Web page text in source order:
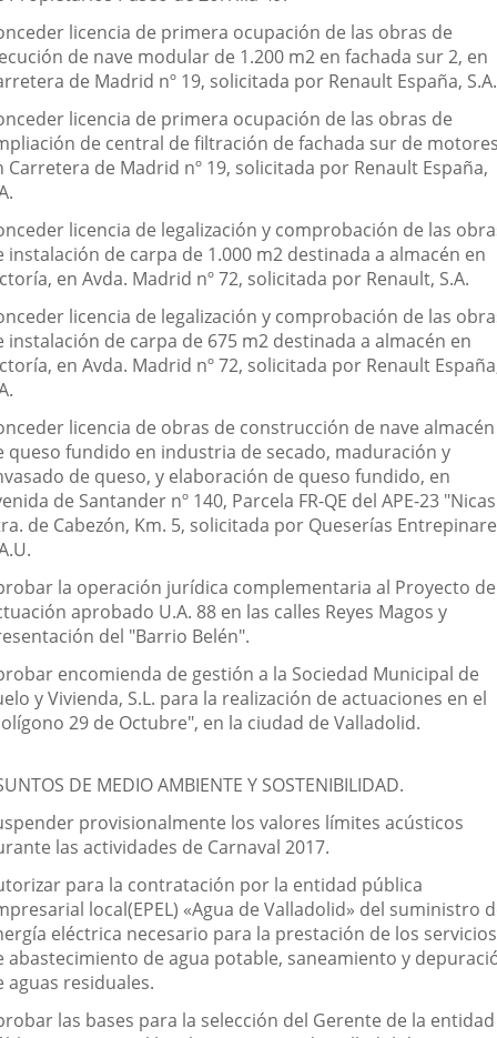
licencia de primera ocupación de las obras de
de nave modular de 1.200 m2 en fachada sur 2, en
de Madrid nº 19, solicitada por Renault España, S.A.
licencia de primera ocupación de las obras de
de central de filtración de fachada sur de
Carretera de Madrid nº 19, solicitada por Renault España,
licencia de legalización y comprobación de las
instalación de carpa de 1.000 m2 destinada a almacén en
en Avda. Madrid nº 72, solicitada por Renault, S.A.
licencia de legalización y comprobación de las
instalación de carpa de 675 m2 destinada a almacén en
en Avda. Madrid nº 72, solicitada por Renault
licencia de obras de construcción de nave almacén
queso fundido en industria de secado, maduración y
de queso, y elaboración de queso fundido, en
de Santander nº 140, Parcela FR-QE del APE-23
de Cabezón, Km. 5, solicitada por Queserías
la operación jurídica complementaria al Proyecto de
aprobado U.A. 88 en las calles Reyes Magos y
del "Barrio Belén".
encomienda de gestión a la Sociedad Municipal de
y Vivienda, S.L. para la realización de actuaciones en el
29 de Octubre", en la ciudad de Valladolid.
DE MEDIO AMBIENTE Y SOSTENIBILIDAD.
provisionalmente los valores límites acústicos
las actividades de Carnaval 2017.
para la contratación por la entidad pública
local(EPEL) «Agua de Valladolid» del suministro
eléctrica necesario para la prestación de los servicios
abastecimiento de agua potable, saneamiento y
aguas residuales.
las bases para la selección del Gerente de la entidad